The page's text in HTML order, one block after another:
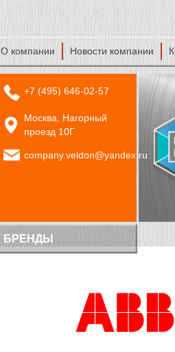
О компании Новости компании
+7 (495) 646-02-57
Москва, Нагорный
проезд 10Г
company.veldon@yandex.ru
БРЕНДЫ